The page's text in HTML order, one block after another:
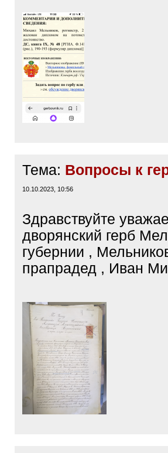
Тема: Вопросы к
10.10.2023, 10:56
Здравствуйте
дворянский герб
губернии ,
прапрадед , Иван